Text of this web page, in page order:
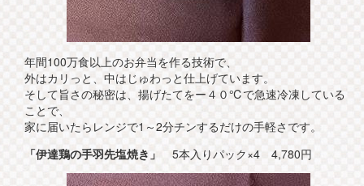
年間100万食以上のお弁当を作る技術で、
外はカリっと、中はじゅわっと仕上げています。
そして旨さの秘密は、揚げたてをー４０℃で急速冷凍している
ことで、
家に届いたらレンジで1～2分チンするだけの手軽さです。
「伊達鶏の手羽先塩焼き」
5本入りパック×4 4,780円